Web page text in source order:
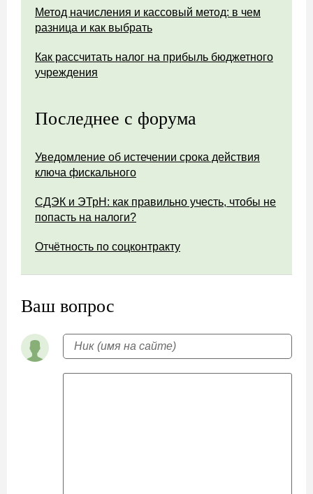
Метод начисления и кассовый метод: в чем
разница и как выбрать
Как рассчитать налог на прибыль бюджетного
учреждения
Последнее с форума
Уведомление об истечении срока действия
ключа фискального
СДЭК и ЭТрН: как правильно учесть, чтобы не
попасть на налоги?
Отчётность по соцконтракту
Ваш вопрос